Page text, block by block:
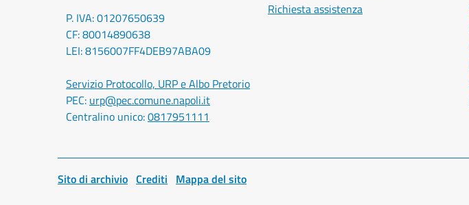
P. IVA: 01207650639
CF: 80014890638
LEI: 8156007FF4DEB97ABA09
Servizio Protocollo, URP e Albo Pretorio
PEC: urp@pec.comune.napoli.it
Centralino unico:0817951111
Richiesta assistenza
Sito di archivio Crediti Mappa del sito